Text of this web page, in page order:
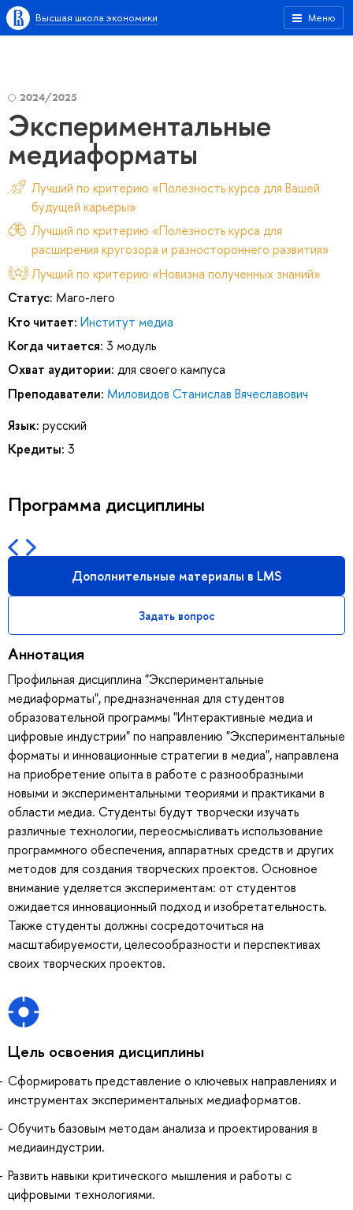
Меню
Высшая школа экономики
2024/2025
Экспериментальные
медиаформаты
Лучший по критерию «Полезность курса для Вашей
будущей карьеры»
Лучший по критерию «Полезность курса для
расширения кругозора и разностороннего развития»
Лучший по критерию «Новизна полученных знаний»
Статус: Маго-лего
Кто читает: Институт медиа
Когда читается: 3 модуль
Охват аудитории: для своего кампуса
Преподаватели: Миловидов Станислав Вячеславович
Язык: русский
Кредиты: 3
Программа дисциплины
Дополнительные материалы в LMS
Задать вопрос
Аннотация
Профильная дисциплина "Экспериментальные
медиаформаты", предназначенная для студентов
образовательной программы "Интерактивные медиа и
цифровые индустрии" по направлению "Экспериментальные
форматы и инновационные стратегии в медиа", направлена
на приобретение опыта в работе с разнообразными
новыми и экспериментальными теориями и практиками в
области медиа. Студенты будут творчески изучать
различные технологии, переосмысливать использование
программного обеспечения, аппаратных средств и других
методов для создания творческих проектов. Основное
внимание уделяется экспериментам: от студентов
ожидается инновационный подход и изобретательность.
Также студенты должны сосредоточиться на
масштабируемости, целесообразности и перспективах
своих творческих проектов.
Цель освоения дисциплины
Сформировать представление о ключевых направлениях и
инструментах экспериментальных медиаформатов.
Обучить базовым методам анализа и проектирования в
медиаиндустрии.
Развить навыки критического мышления и работы с
цифровыми технологиями.